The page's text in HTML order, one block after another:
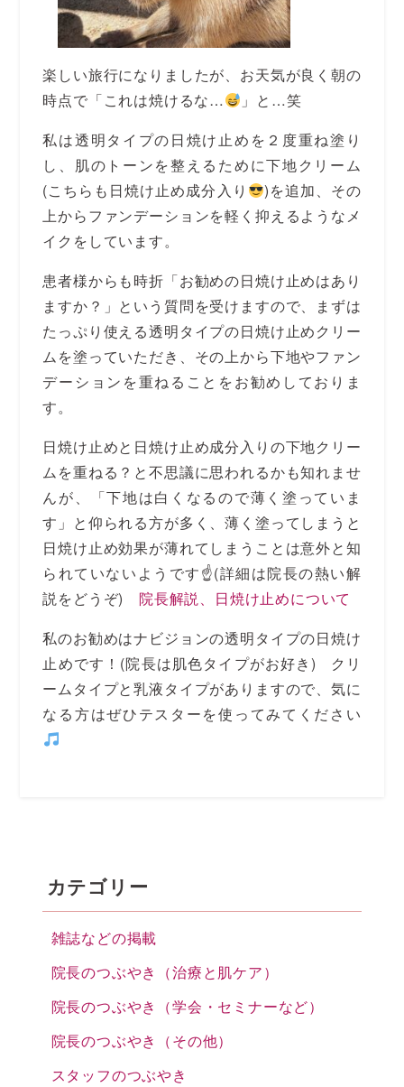
楽しい旅行になりましたが、お天気が良く朝の
時点で「これは焼けるな…
」と…笑
私は透明タイプの日焼け止めを２度重ね塗り
し、肌のトーンを整えるために下地クリーム
(こちらも日焼け止め成分入り
)を追加、その
上からファンデーションを軽く抑えるようなメ
イクをしています。
患者様からも時折「お勧めの日焼け止めはあり
ますか？」という質問を受けますので、まずは
たっぷり使える透明タイプの日焼け止めクリー
ムを塗っていただき、その上から下地やファン
デーションを重ねることをお勧めしておりま
す。
日焼け止めと日焼け止め成分入りの下地クリー
ムを重ねる？と不思議に思われるかも知れませ
んが、「下地は白くなるので薄く塗っていま
す」と仰られる方が多く、薄く塗ってしまうと
日焼け止め効果が薄れてしまうことは意外と知
られていないようです☝(詳細は院長の熱い解
説をどうぞ) 院長解説、日焼け止めについて
私のお勧めはナビジョンの透明タイプの日焼け
止めです！(院長は肌色タイプがお好き) クリ
ームタイプと乳液タイプがありますので、気に
なる方はぜひテスターを使ってみてください
カテゴリー
雑誌などの掲載
院長のつぶやき（治療と肌ケア）
院長のつぶやき（学会・セミナーなど）
院長のつぶやき（その他）
スタッフのつぶやき